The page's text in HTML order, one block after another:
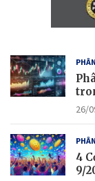
26/
4
9/